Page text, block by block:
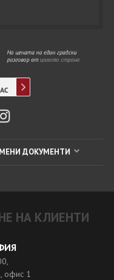
ДОКУМЕНТИ
НА КЛИЕНТИ
офис 1